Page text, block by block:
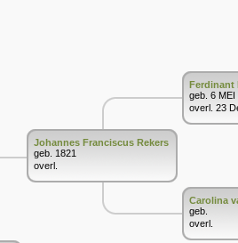
Johannes Franciscus Rekers
geb. 1821
overl.
Ferdinant
geb. 6 MEI
overl. 23
Carolina
geb.
overl.